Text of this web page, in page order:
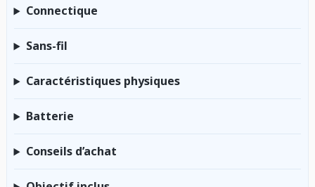
Connectique
Sans-fil
Caractéristiques physiques
Batterie
Conseils d’achat